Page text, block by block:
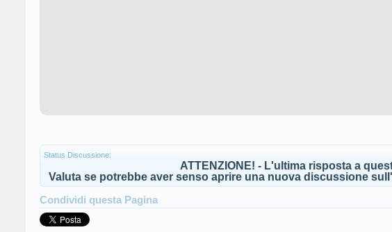
Status Discussione:
ATTENZIONE! - L'ultima risposta a
Valuta se potrebbe aver senso aprire una nuova discussione
Condividi questa Pagina